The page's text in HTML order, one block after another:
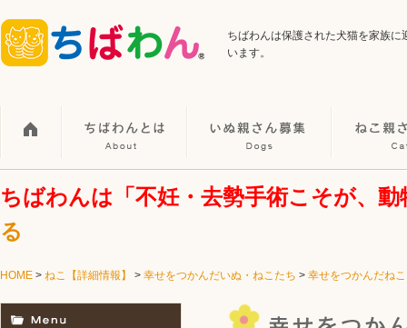
ちばわんは保護された犬猫を家族
います。
ちばわんは「不妊・去勢手術こそが、
る
HOME > ねこ【詳細情報】 > 幸せをつかんだいぬ・ねこたち > 幸せをつかんだねこ